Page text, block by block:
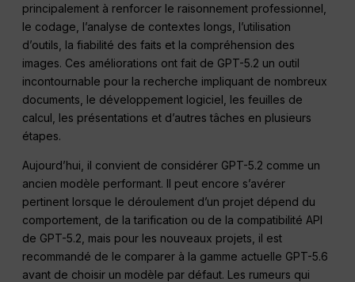
principalement à renforcer le raisonnement professionnel,
le codage, l’analyse de contextes longs, l’utilisation
d’outils, la fiabilité des faits et la compréhension des
images. Ces améliorations ont fait de GPT-5.2 un outil
incontournable pour la recherche impliquant de nombreux
documents, le développement logiciel, les feuilles de
calcul, les présentations et d’autres tâches en plusieurs
étapes.
Aujourd’hui, il convient de considérer GPT-5.2 comme un
ancien modèle performant. Il peut encore s’avérer
pertinent lorsque le déroulement d’un projet dépend du
comportement, de la tarification ou de la compatibilité API
de GPT-5.2, mais pour les nouveaux projets, il est
recommandé de le comparer à la gamme actuelle GPT-5.6
avant de choisir un modèle par défaut. Les rumeurs qui